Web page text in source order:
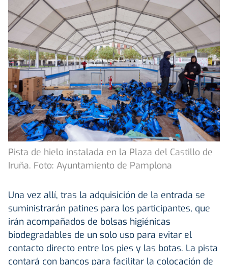
Pista de hielo instalada en la Plaza del Castillo de
Iruña. Foto: Ayuntamiento de Pamplona
Una vez allí, tras la adquisición de la entrada se
suministrarán patines para los participantes, que
irán acompañados de bolsas higiénicas
biodegradables de un solo uso para evitar el
contacto directo entre los pies y las botas. La pista
contará con bancos para facilitar la colocación de